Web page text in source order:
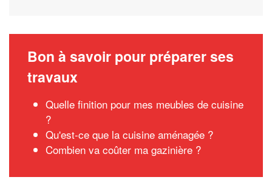
Bon à savoir pour préparer ses
travaux
Quelle finition pour mes meubles de cuisine
?
Qu'est-ce que la cuisine aménagée ?
Combien va coûter ma gazinière ?